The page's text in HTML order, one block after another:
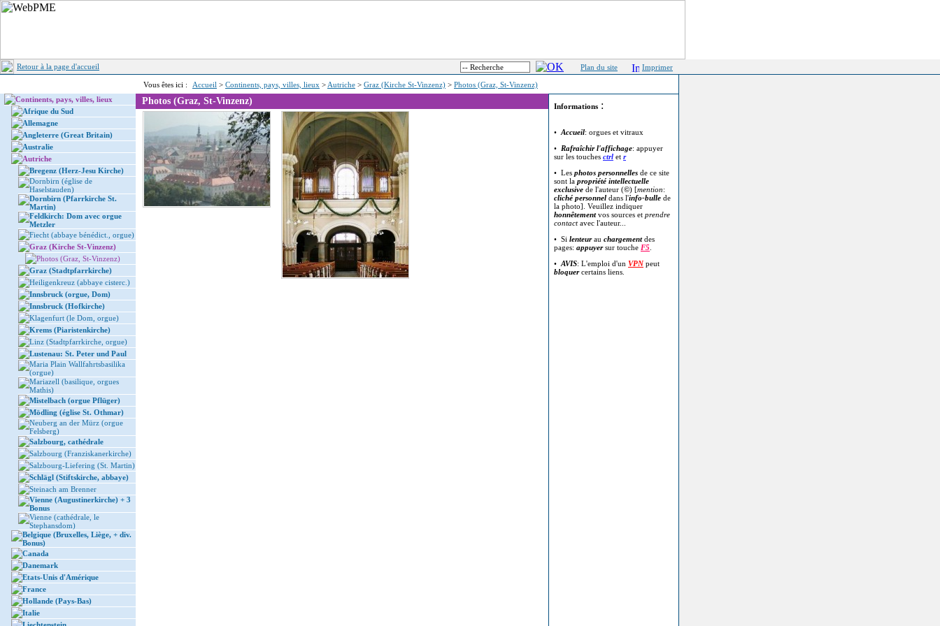
Retour à la page d'accueil Plan du site Imprimer
Vous êtes ici : Accueil > Continents, pays, villes, lieux > Autriche > Graz (Kirche St-Vinzenz) > Photos (Graz, St-Vinzenz)
Continents, pays, villes, lieux
Afrique du Sud
Allemagne
Angleterre (Great Britain)
Australie
Autriche
Bregenz (Herz-Jesu Kirche)
Dornbirn (église de
Haselstauden)
Dornbirn (Pfarrkirche St.
Martin)
Feldkirch: Dom avec orgue
Metzler
Fiecht (abbaye bénédict., orgue)
Graz (Kirche St-Vinzenz)
Photos (Graz, St-Vinzenz)
Graz (Stadtpfarrkirche)
Heiligenkreuz (abbaye cisterc.)
Innsbruck (orgue, Dom)
Innsbruck (Hofkirche)
Klagenfurt (le Dom, orgue)
Krems (Piaristenkirche)
Linz (Stadtpfarrkirche, orgue)
Lustenau: St. Peter und Paul
Maria Plain Wallfahrtsbasilika
(orgue)
Mariazell (basilique, orgues
Mathis)
Mistelbach (orgue Pflüger)
Mödling (église St. Othmar)
Neuberg an der Mürz (orgue
Felsberg)
Salzbourg, cathédrale
Salzbourg (Franziskanerkirche)
Salzbourg-Liefering (St. Martin)
Schlägl (Stiftskirche, abbaye)
Steinach am Brenner
Vienne (Augustinerkirche) + 3
Bonus
Vienne (cathédrale, le
Stephansdom)
Belgique (Bruxelles, Liège, + div.
Bonus)
Canada
Danemark
Etats-Unis d'Amérique
France
Hollande (Pays-Bas)
Italie
Photos (Graz, St-Vinzenz) Informations :
• Accueil: orgues et vitraux
• Rafraîchir l'affichage: appuyer
sur les touches ctrl et r
• Les photos personnelles de ce site
sont la propriété intellectuelle
exclusive de l'auteur (©) [mention:
cliché personnel dans l'info-bulle de
la photo]. Veuillez indiquer
honnêtementvos sources et prendre
contactavec l'auteur...
• Si lenteurau chargementdes
pages: appuyersur touche F5
• AVIS: L'emploi d'un VPNpeut
bloquercertains liens.